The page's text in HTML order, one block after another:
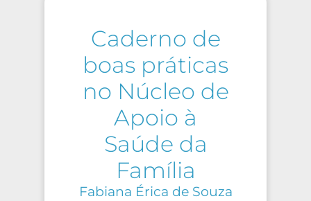
Caderno de
boas práticas
no Núcleo de
Apoio à
Saúde da
Família
Fabiana Érica de Souza